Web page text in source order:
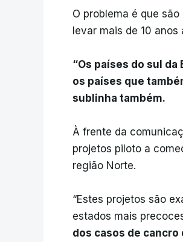
O problema é que
levar mais de 10
“Os países do sul
os países que
sublinha também.
À frente da
projetos piloto a
região Norte.
“Estes projetos são
estados mais
dos casos de